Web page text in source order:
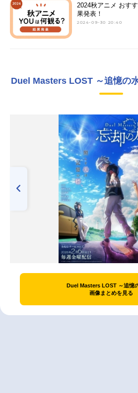
2024秋アニメ おす
果発表！
2024-09-30 20:40
Duel Masters LOST ～追憶の
Duel Masters LOST ～追憶
画像まとめを見る